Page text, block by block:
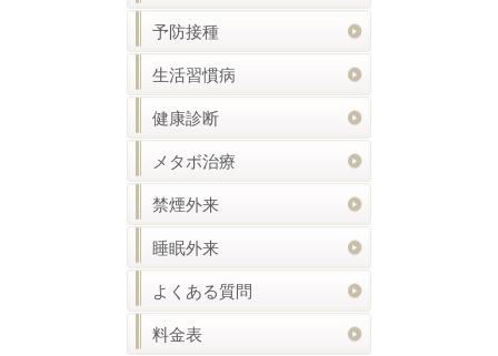
予防接種
生活習慣病
健康診断
メタボ治療
禁煙外来
睡眠外来
よくある質問
料金表